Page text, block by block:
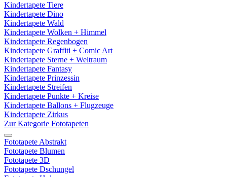
Kindertapete Tiere
Kindertapete Dino
Kindertapete Wald
Kindertapete Wolken + Himmel
Kindertapete Regenbogen
Kindertapete Graffiti + Comic Art
Kindertapete Sterne + Weltraum
Kindertapete Fantasy
Kindertapete Prinzessin
Kindertapete Streifen
Kindertapete Punkte + Kreise
Kindertapete Ballons + Flugzeuge
Kindertapete Zirkus
Zur Kategorie Fototapeten
Fototapete Abstrakt
Fototapete Blumen
Fototapete 3D
Fototapete Dschungel